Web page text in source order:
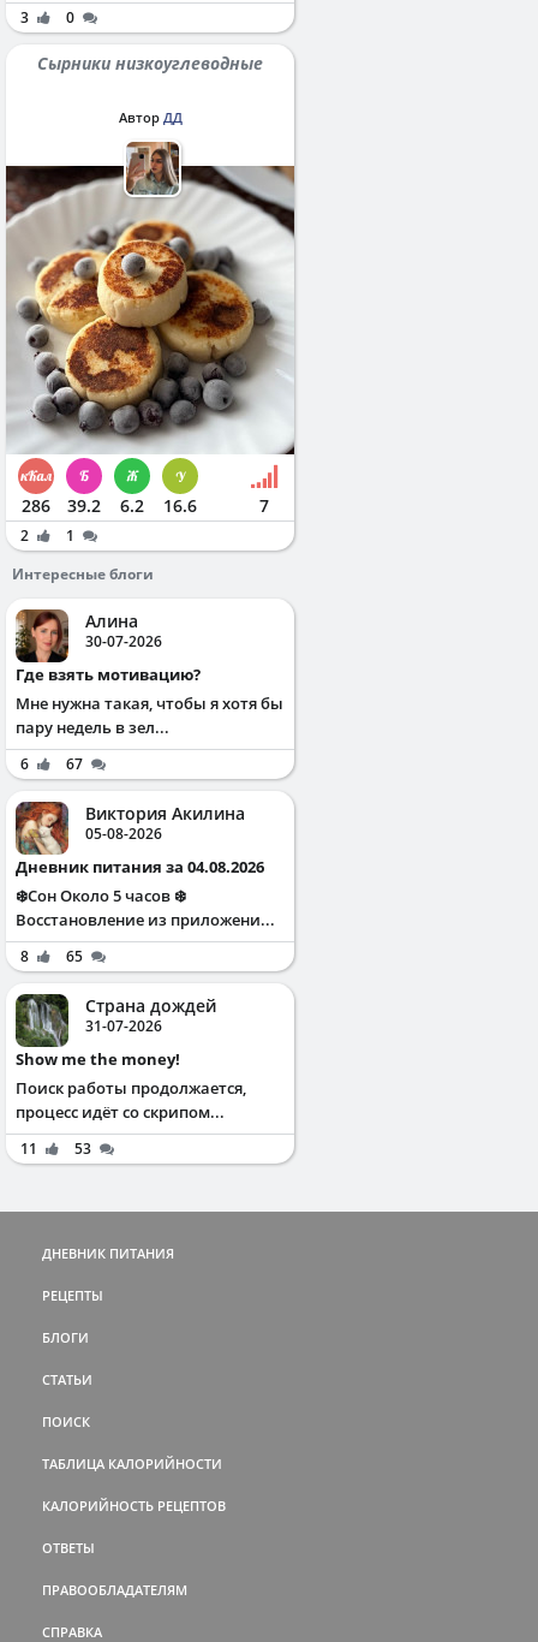
3 0
Сырники низкоуглеводные
Автор ДД
286 39.2 6.2 16.6 7
2
1
Интересные блоги
Алина
30-07-2026
Где взять мотивацию?
Мне нужна такая, чтобы я хотя бы
пару недель в зел...
6 67
Виктория Акилина
05-08-2026
Дневник питания за 04.08.2026
❄️Сон Около 5 часов ❄️
Восстановление из приложени...
8 65
Страна дождей
31-07-2026
Show me the money!
Поиск работы продолжается,
процесс идёт со скрипом...
11 53
ДНЕВНИК ПИТАНИЯ
РЕЦЕПТЫ
БЛОГИ
СТАТЬИ
ПОИСК
ТАБЛИЦА КАЛОРИЙНОСТИ
КАЛОРИЙНОСТЬ РЕЦЕПТОВ
ОТВЕТЫ
ПРАВООБЛАДАТЕЛЯМ
СПРАВКА